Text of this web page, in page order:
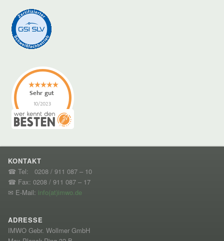
KONTAKT
☎ Tel: 0208 / 911 087 – 10
☎ Fax: 0208 / 911 087 – 17
✉ E-Mail: info(at)imwo.de
ADRESSE
IMWO Gebr. Wollmer GmbH